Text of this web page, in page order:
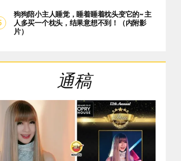
狗狗陪小主人睡觉，睡着睡着枕头变它的~ 主
人多买一个枕头，结果意想不到！（内附影
片）
通稿